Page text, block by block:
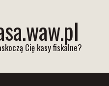
Cię kasy fiskalne?